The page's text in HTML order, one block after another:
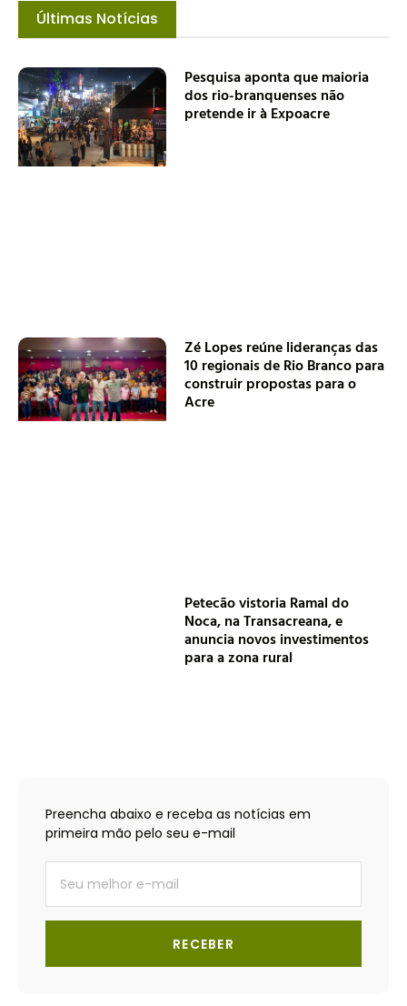
Últimas Notícias
Pesquisa aponta que maioria
dos rio-branquenses não
pretende ir à Expoacre
Zé Lopes reúne lideranças das
10 regionais de Rio Branco para
construir propostas para o
Acre
Petecão vistoria Ramal do
Noca, na Transacreana, e
anuncia novos investimentos
para a zona rural
Preencha abaixo e receba as notícias em
primeira mão pelo seu e-mail
RECEBER